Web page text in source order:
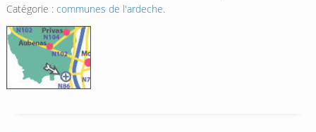
Catégorie : communes de l'ardeche.